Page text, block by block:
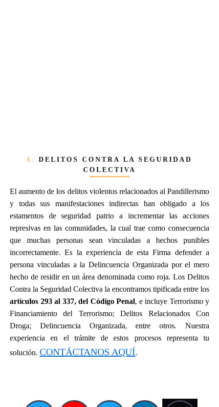
6. DELITOS CONTRA LA SEGURIDAD
COLECTIVA
El aumento de los delitos violentos relacionados al Pandillerismo
y todas sus manifestaciones indirectas han obligado a los
estamentos de seguridad patrio a incrementar las acciones
represivas en las comunidades, la cual trae como consecuencia
que muchas personas sean vinculadas a hechos punibles
incorrectamente. Es la experiencia de esta Firma defender a
persona vinculadas a la Delincuencia Organizada por el mero
hecho de residir en un área denominada como roja. Los Delitos
Contra la Seguridad Colectiva la encontramos tipificada entre los
artículos 293 al 337, del Código Penal, e incluye Terrorismo y
Financiamiento del Terrorismo; Delitos Relacionados Con
Droga; Delincuencia Organizada, entre otros. Nuestra
experiencia en el trámite de estos procesos representa tu
solución. CONTÁCTANOS AQUÍ.